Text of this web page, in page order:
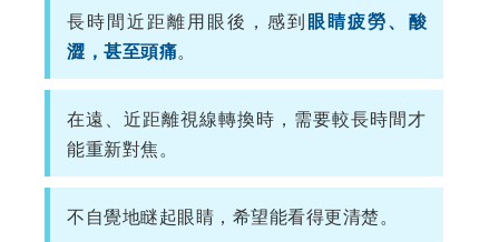
長時間近距離用眼後，感到眼睛疲勞、酸
澀，甚至頭痛。
在遠、近距離視線轉換時，需要較長時間才
能重新對焦。
不自覺地瞇起眼睛，希望能看得更清楚。